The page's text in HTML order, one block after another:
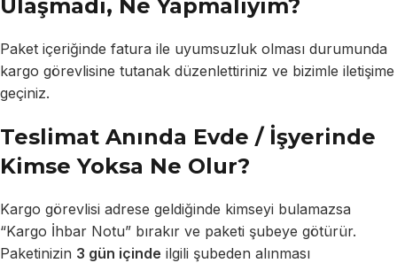
Ulaşmadı, Ne Yapmalıyım?
Paket içeriğinde fatura ile uyumsuzluk olması durumunda
kargo görevlisine tutanak düzenlettiriniz ve bizimle iletişime
geçiniz.
Teslimat Anında Evde / İşyerinde
Kimse Yoksa Ne Olur?
Kargo görevlisi adrese geldiğinde kimseyi bulamazsa
“Kargo İhbar Notu” bırakır ve paketi şubeye götürür.
Paketinizin 3 gün içinde ilgili şubeden alınması